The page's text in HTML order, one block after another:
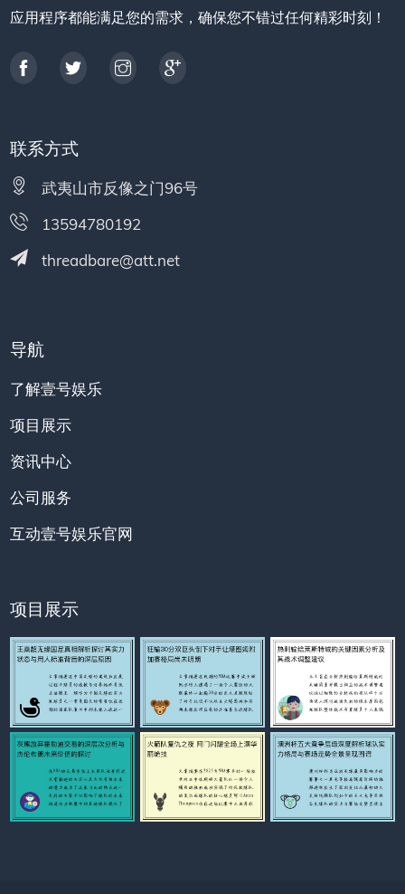
应用程序都能满足您的需求，确保您不错过任何精彩时刻！
联系方式
武夷山市反像之门96号
13594780192
threadbare@att.net
导航
了解壹号娱乐
项目展示
资讯中心
公司服务
互动壹号娱乐官网
项目展示